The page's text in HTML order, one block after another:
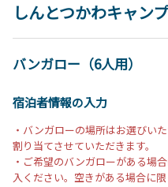
しんとつかわキャン
バンガロー（6人用）
宿泊者情報の入力
・バンガローの場所はお選びい
割り当てさせていただきます。
・ご希望のバンガローがある場
入ください。空きがある場合に